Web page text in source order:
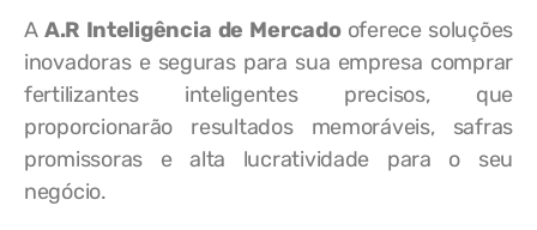
AA.R Inteligência de Mercado oferece soluções
inovadoras e seguras para sua empresa comprar
fertilizantes inteligentes precisos, que
proporcionarão resultados memoráveis, safras
promissoras e alta lucratividade para o seu
negócio.